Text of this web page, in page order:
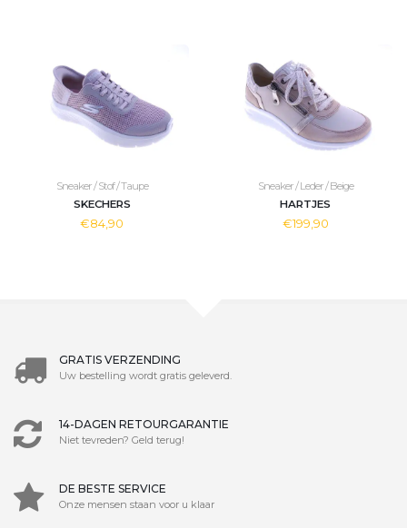
Sneaker / Stof / Taupe
SKECHERS
€84,90
Sneaker / Leder / Beige
HARTJES
€199,90
GRATIS VERZENDING
Uw bestelling wordt gratis geleverd.
14-DAGEN RETOURGARANTIE
Niet tevreden? Geld terug!
DE BESTE SERVICE
Onze mensen staan voor u klaar